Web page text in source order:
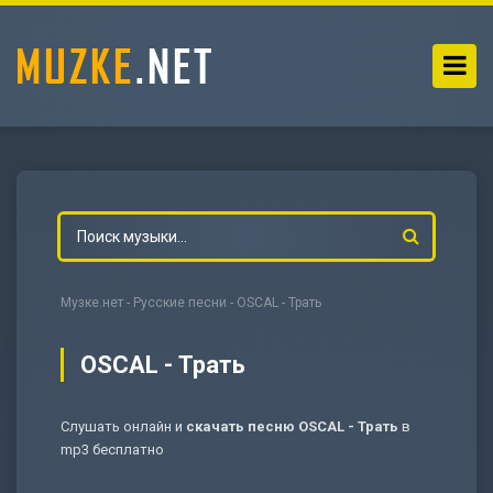
Музке.нет - Русские песни - OSCAL - Трать
OSCAL - Трать
Слушать онлайн и скачать песню OSCAL - Трать в
mp3 бесплатно